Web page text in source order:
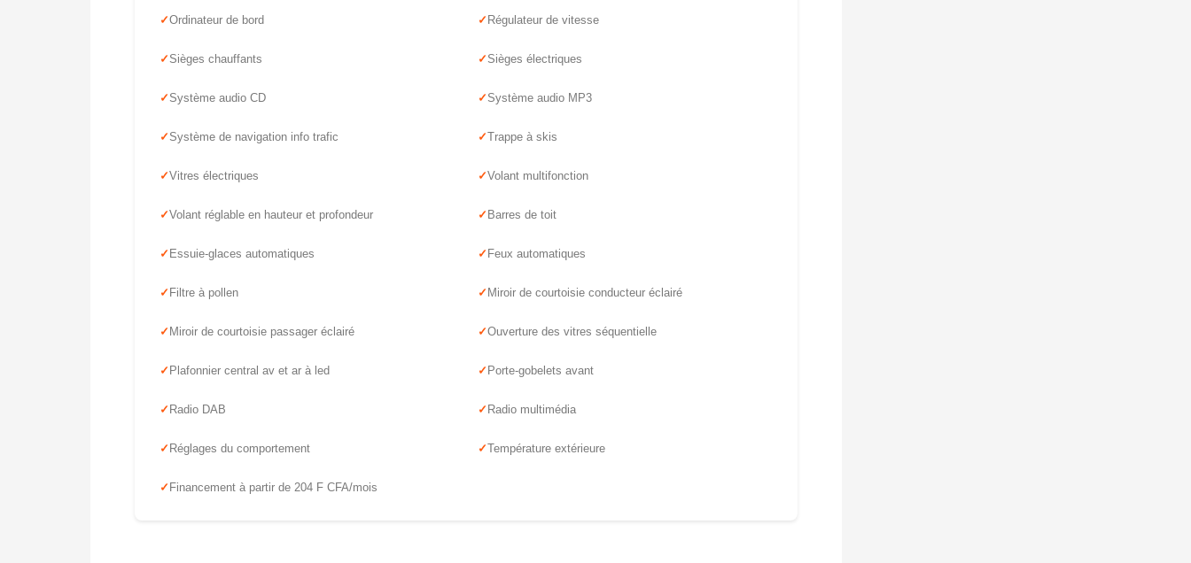
Ordinateur de bord Régulateur de vitesse
Sièges chauffants Sièges électriques
Système audio CD Système audio MP3
Système de navigation info trafic Trappe à skis
Vitres électriques Volant multifonction
Volant réglable en hauteur et profondeur Barres de toit
Essuie-glaces automatiques Feux automatiques
Filtre à pollen Miroir de courtoisie conducteur éclairé
Miroir de courtoisie passager éclairé Ouverture des vitres séquentielle
Plafonnier central av et ar à led Porte-gobelets avant
Radio DAB Radio multimédia
Réglages du comportement Température extérieure
Financement à partir de 204 F CFA/mois